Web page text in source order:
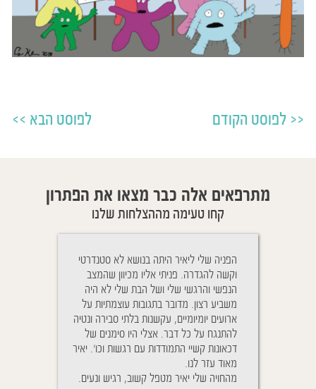
לפוסט הקודם לפוסט הבא
מתרפאים אלה כבר מצאו את הפתרון
קחו טעימה מההצלחות שלנו
הפניה שלי ליאיר היתה בנושא לא סטנדרטי
וקשה להגדרה. פניתי אליו מכיוון שהמצב
הנפשי והרגשי שלי ושל הבת שלי לא היה
משביע רצון. מדובר בתגובות עוצמתיות על
ארועים יומיומיים, עקשנות בלתי סבירה ונטיה
להתנגח על כל דבר. אצלי היו סימנים של
דכאונות קשיי התמודדות עם רגשות וכו'. יאיר
מאוד עזר לנו.
מהחויה שלי יאיר מטפל קשוב, רגיש ונעים.